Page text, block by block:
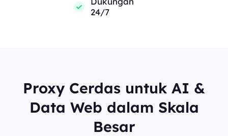
24/7
Proxy Cerdas untuk AI &
Data Web dalam Skala
Besar